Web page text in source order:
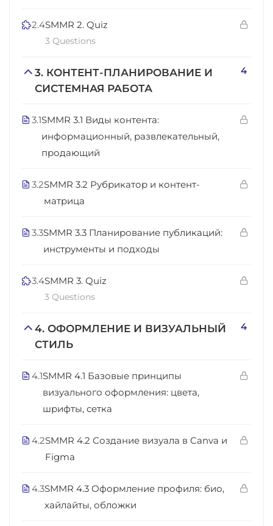
2.4SMMR 2. Quiz
3 Questions
3. КОНТЕНТ-ПЛАНИРОВАНИЕ И
СИСТЕМНАЯ РАБОТА
4
3.1SMMR 3.1 Виды контента:
информационный, развлекательный,
продающий
3.2SMMR 3.2 Рубрикатор и контент-
матрица
3.3SMMR 3.3 Планирование публикаций:
инструменты и подходы
3.4SMMR 3. Quiz
3 Questions
4. ОФОРМЛЕНИЕ И ВИЗУАЛЬНЫЙ
СТИЛЬ
4
4.1SMMR 4.1 Базовые принципы
визуального оформления: цвета,
шрифты, сетка
4.2SMMR 4.2 Создание визуала в Canva и
Figma
4.3SMMR 4.3 Оформление профиля: био,
хайлайты, обложки